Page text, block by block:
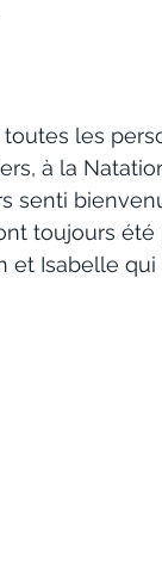
les
à la
senti
toujours
et Isabelle